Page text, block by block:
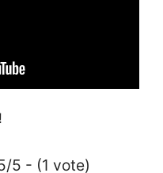
5 - (1 vote)